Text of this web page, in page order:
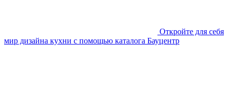
Откройте для себя
мир дизайна кухни с помощью каталога Бауцентр